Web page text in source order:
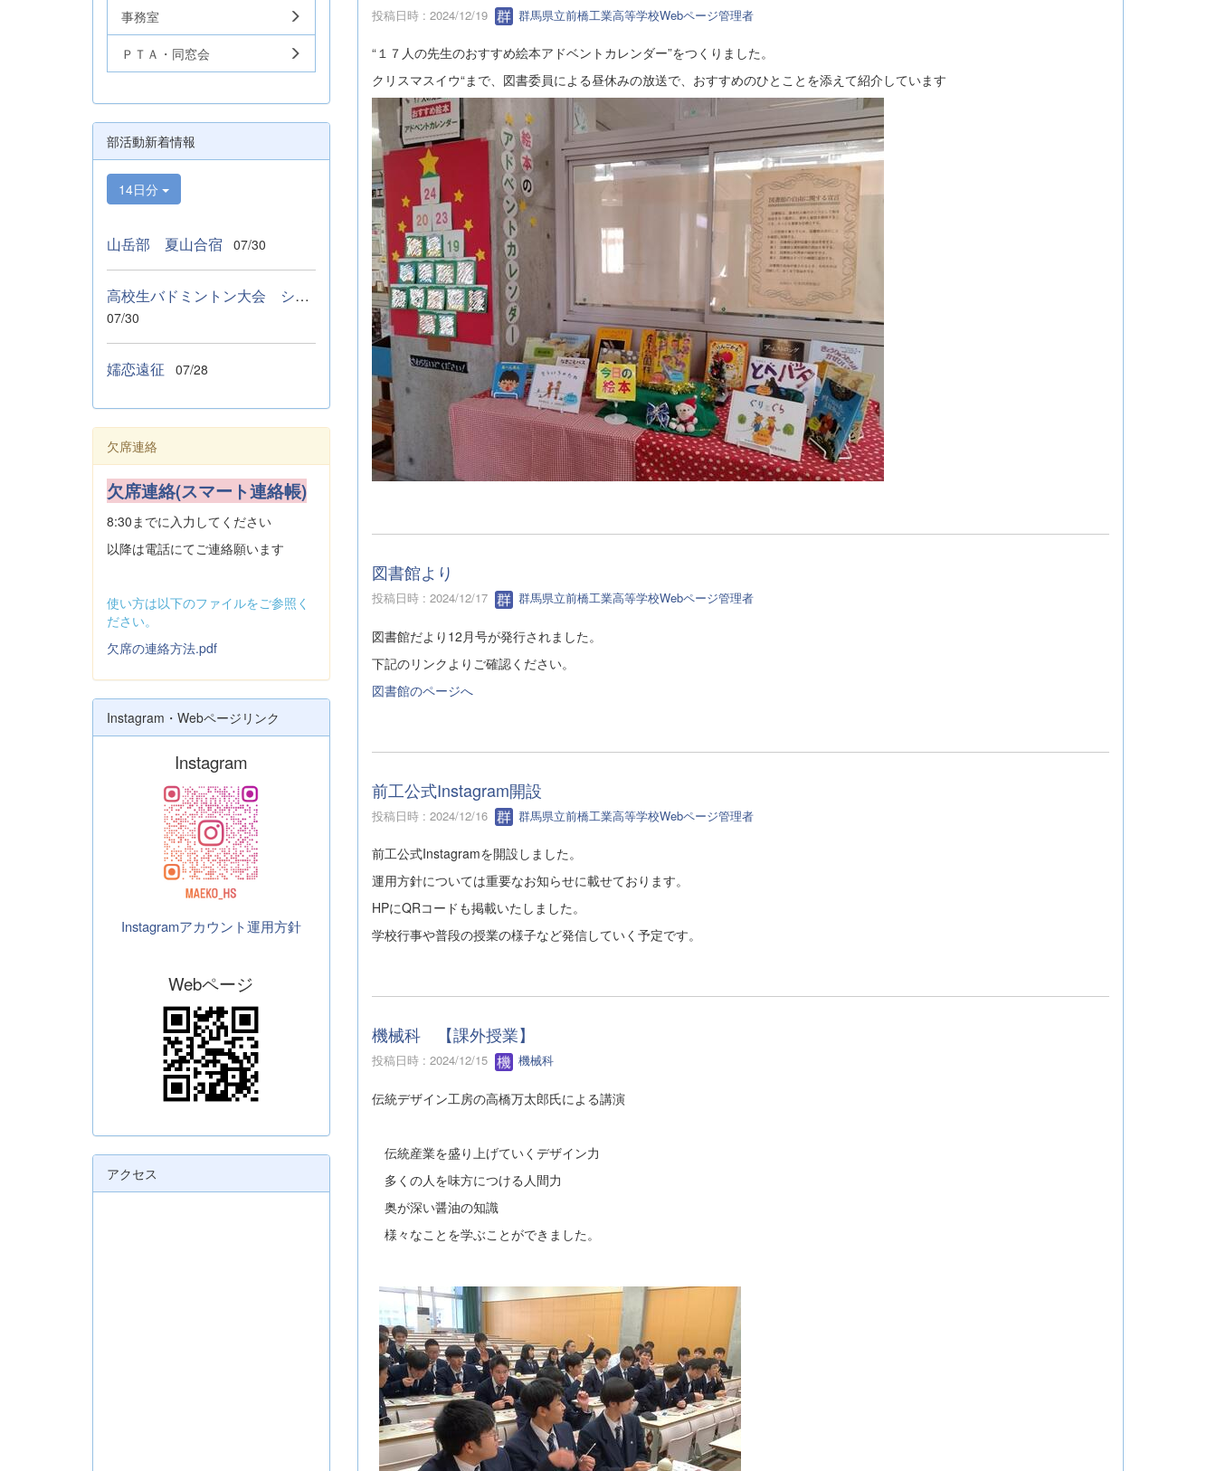
投稿日時 : 2024/12/19 群馬県立前橋工業高等学校Webページ管理者
“１７人の先生のおすすめ絵本アドベントカレンダー”をつくりました。
クリスマスイウ“まで、図書委員による昼休みの放送で、おすすめのひとことを添えて紹介しています
図書館より
投稿日時 : 2024/12/17 群馬県立前橋工業高等学校Webページ管理者
図書館だより12月号が発行されました。
下記のリンクよりご確認ください。
図書館のページへ
前工公式Instagram開設
投稿日時 : 2024/12/16 群馬県立前橋工業高等学校Webページ管理者
前工公式Instagramを開設しました。
運用方針については重要なお知らせに載せております。
HPにQRコードも掲載いたしました。
学校行事や普段の授業の様子など発信していく予定です。
機械科 【課外授業】
投稿日時 : 2024/12/15 機械科
伝統デザイン工房の高橋万太郎氏による講演
伝統産業を盛り上げていくデザイン力
多くの人を味方につける人間力
奥が深い醤油の知識
様々なことを学ぶことができました。
事務室
ＰＴＡ・同窓会
部活動新着情報
14日分
山岳部 夏山合宿 07/30
高校生バドミントン大会 シングルス ベスト１６
07/30
嬬恋遠征 07/28
欠席連絡
欠席連絡(スマート連絡帳)
8:30までに入力してください
以降は電話にてご連絡願います
使い方は以下のファイルをご参照く
ださい。
欠席の連絡方法.pdf
Instagram・Webページリンク
Instagram
Instagramアカウント運用方針
Webページ
アクセス